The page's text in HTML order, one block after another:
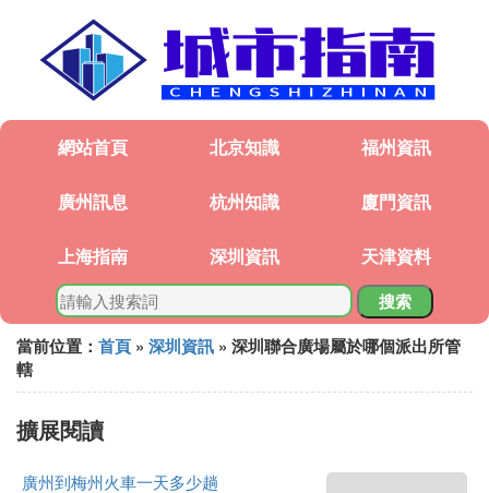
網站首頁 北京知識 福州資訊
廣州訊息 杭州知識 廈門資訊
上海指南 深圳資訊 天津資料
搜索
當前位置： 首頁 » 深圳資訊 » 深圳聯合廣場屬於哪個派出所管
轄
擴展閱讀
廣州到梅州火車一天多少趟